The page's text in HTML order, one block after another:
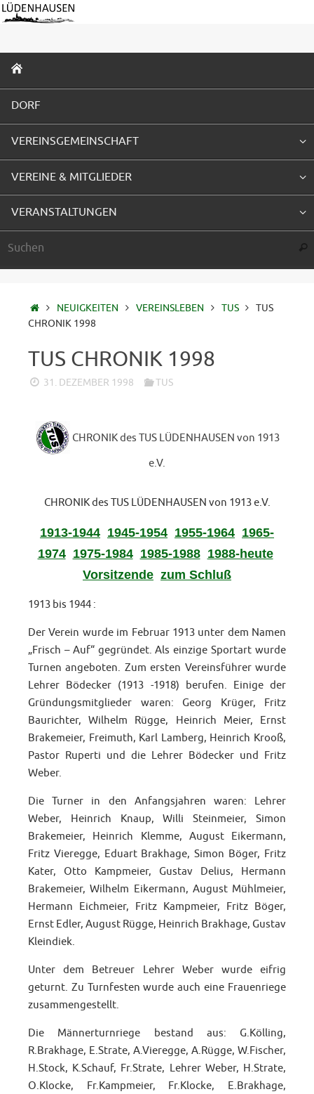
Zum
Inhalt
INHALT
SPRINGEN
DORF
VEREINSGEMEINSCHAFT
VEREINE & MITGLIEDER
VERANSTALTUNGEN
STARTSEITE
NEUIGKEITEN VEREINSLEBEN TUS
TUS
CHRONIK 1998
TUS CHRONIK 1998
31. DEZEMBER 1998 TUS
CHRONIK des TUS LÜDENHAUSEN von 1913
e.V.
CHRONIK des TUS LÜDENHAUSEN von 1913 e.V.
1913-1944 1945-1954 1955-1964 1965-
1974 1975-1984 1985-1988 1988-heute
Vorsitzende zum Schluß
1913 bis 1944 :
Der Verein wurde im Februar 1913 unter dem Namen
„Frisch – Auf“ gegründet. Als einzige Sportart wurde
Turnen angeboten. Zum ersten Vereinsführer wurde
Lehrer Bödecker (1913 -1918) berufen. Einige der
Gründungsmitglieder waren: Georg Krüger, Fritz
Baurichter, Wilhelm Rügge, Heinrich Meier, Ernst
Brakemeier, Freimuth, Karl Lamberg, Heinrich Krooß,
Pastor Ruperti und die Lehrer Bödecker und Fritz
Weber.
Die Turner in den Anfangsjahren waren: Lehrer
Weber, Heinrich Knaup, Willi Steinmeier, Simon
Brakemeier, Heinrich Klemme, August Eikermann,
Fritz Vieregge, Eduart Brakhage, Simon Böger, Fritz
Kater, Otto Kampmeier, Gustav Delius, Hermann
Brakemeier, Wilhelm Eikermann, August Mühlmeier,
Hermann Eichmeier, Fritz Kampmeier, Fritz Böger,
Ernst Edler, August Rügge, Heinrich Brakhage, Gustav
Kleindiek.
Unter dem Betreuer Lehrer Weber wurde eifrig
geturnt. Zu Turnfesten wurde auch eine Frauenriege
zusammengestellt.
Die Männerturnriege bestand aus: G.Kölling,
R.Brakhage, E.Strate, A.Vieregge, A.Rügge, W.Fischer,
H.Stock, K.Schauf, Fr.Strate, Lehrer Weber, H.Strate,
O.Klocke, Fr.Kampmeier, Fr.Klocke, E.Brakhage,